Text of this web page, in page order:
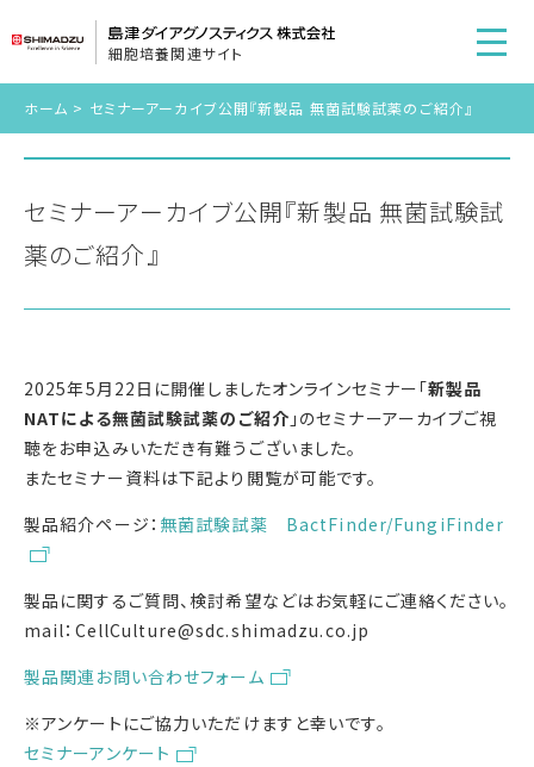
細胞培養関連サイト
ホーム > セミナーアーカイブ公開『新製品 無菌試験試薬のご紹介』
セミナーアーカイブ公開『新製品 無菌試験試
薬のご紹介』
2025年5月22日に開催しましたオンラインセミナー「新製品
NATによる無菌試験試薬のご紹介 」のセミナーアーカイブご視
聴をお申込みいただき有難うございました。
またセミナー資料は下記より閲覧が可能です。
製品紹介ページ： 無菌試験試薬 BactFinder/FungiFinder
製品に関するご質問、検討希望などはお気軽にご連絡ください。
mail：CellCulture@sdc.shimadzu.co.jp
製品関連お問い合わせフォーム
※アンケートにご協力いただけますと幸いです。
セミナーアンケート